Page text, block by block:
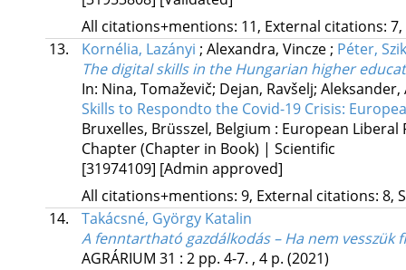
All citations+mentions: 11, External citations:
13.
Kornélia, Lazányi ; Alexandra, Vincze; Péter,
The digital skills in the Hungarian higher
In: Nina, Tomaževič; Dejan, Ravšelj;
Skills to Respondto the Covid-19 Crisis:
Bruxelles, Brüsszel, Belgium : European Liberal
Chapter (Chapter in Book) | Scientific
[31974109] [Admin approved]
All citations+mentions: 9, External citations: 8,
14.
Takácsné, György Katalin
A fenntartható gazdálkodás – Ha nem vesszük
AGRÁRIUM 31 : 2 pp. 4-7. , 4 p. (2021)